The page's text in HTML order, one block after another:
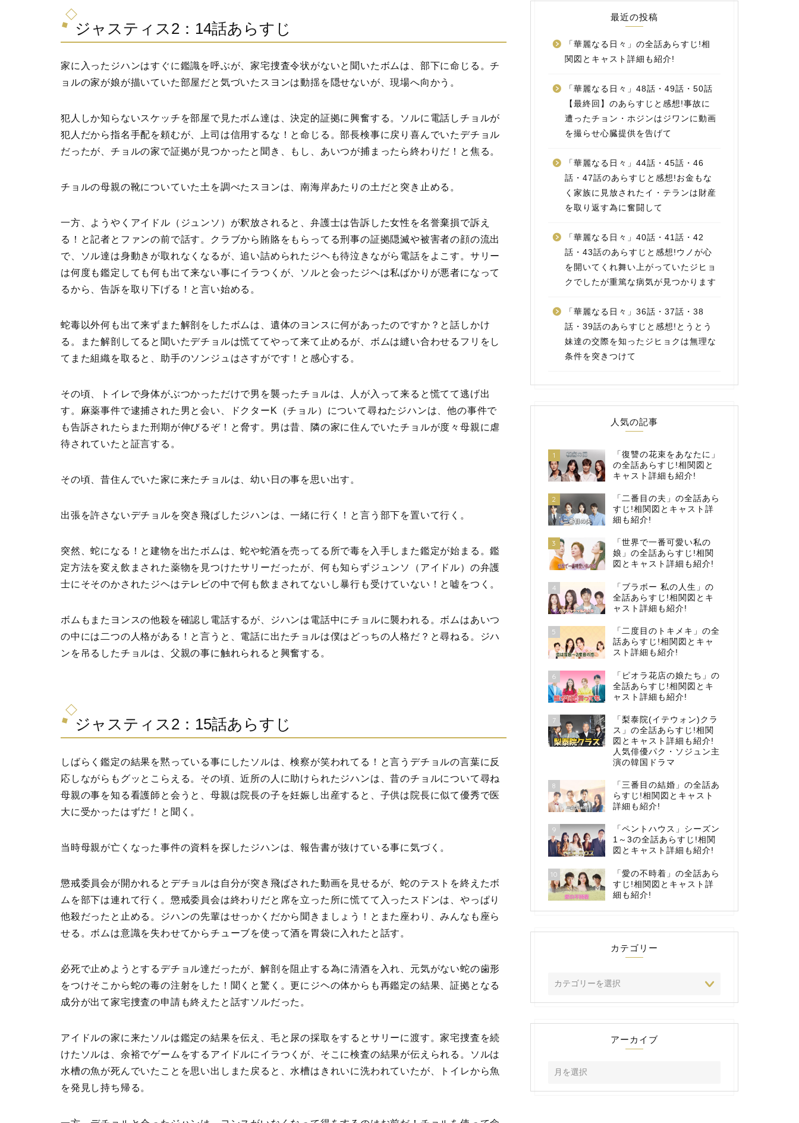
ジャスティス2：14話あらすじ
家に入ったジハンはすぐに鑑識を呼ぶが、家宅捜査令状がないと聞いたボムは、部下に命じる。チ
ョルの家が娘が描いていた部屋だと気づいたスヨンは動揺を隠せないが、現場へ向かう。
犯人しか知らないスケッチを部屋で見たボム達は、決定的証拠に興奮する。ソルに電話しチョルが
犯人だから指名手配を頼むが、上司は信用するな！と命じる。部長検事に戻り喜んでいたデチョル
だったが、チョルの家で証拠が見つかったと聞き、もし、あいつが捕まったら終わりだ！と焦る。
チョルの母親の靴についていた土を調べたスヨンは、南海岸あたりの土だと突き止める。
一方、ようやくアイドル（ジュンソ）が釈放されると、弁護士は告訴した女性を名誉棄損で訴え
る！と記者とファンの前で話す。クラブから賄賂をもらってる刑事の証拠隠滅や被害者の顔の流出
で、ソル達は身動きが取れなくなるが、追い詰められたジヘも待泣きながら電話をよこす。サリー
は何度も鑑定しても何も出て来ない事にイラつくが、ソルと会ったジヘは私ばかりが悪者になって
るから、告訴を取り下げる！と言い始める。
蛇毒以外何も出て来ずまた解剖をしたボムは、遺体のヨンスに何があったのですか？と話しかけ
る。また解剖してると聞いたデチョルは慌ててやって来て止めるが、ボムは縫い合わせるフリをし
てまた組織を取ると、助手のソンジュはさすがです！と感心する。
その頃、トイレで身体がぶつかっただけで男を襲ったチョルは、人が入って来ると慌てて逃げ出
す。麻薬事件で逮捕された男と会い、ドクターK（チョル）について尋ねたジハンは、他の事件で
も告訴されたらまた刑期が伸びるぞ！と脅す。男は昔、隣の家に住んでいたチョルが度々母親に虐
待されていたと証言する。
その頃、昔住んでいた家に来たチョルは、幼い日の事を思い出す。
出張を許さないデチョルを突き飛ばしたジハンは、一緒に行く！と言う部下を置いて行く。
突然、蛇になる！と建物を出たボムは、蛇や蛇酒を売ってる所で毒を入手しまた鑑定が始まる。鑑
定方法を変え飲まされた薬物を見つけたサリーだったが、何も知らずジュンソ（アイドル）の弁護
士にそそのかされたジヘはテレビの中で何も飲まされてないし暴行も受けていない！と嘘をつく。
ボムもまたヨンスの他殺を確認し電話するが、ジハンは電話中にチョルに襲われる。ボムはあいつ
の中には二つの人格がある！と言うと、電話に出たチョルは僕はどっちの人格だ？と尋ねる。ジハ
ンを吊るしたチョルは、父親の事に触れられると興奮する。
ジャスティス2：15話あらすじ
しばらく鑑定の結果を黙っている事にしたソルは、検察が笑われてる！と言うデチョルの言葉に反
応しながらもグッとこらえる。その頃、近所の人に助けられたジハンは、昔のチョルについて尋ね
母親の事を知る看護師と会うと、母親は院長の子を妊娠し出産すると、子供は院長に似て優秀で医
大に受かったはずだ！と聞く。
当時母親が亡くなった事件の資料を探したジハンは、報告書が抜けている事に気づく。
懲戒委員会が開かれるとデチョルは自分が突き飛ばされた動画を見せるが、蛇のテストを終えたボ
ムを部下は連れて行く。懲戒委員会は終わりだと席を立った所に慌てて入ったスドンは、やっぱり
他殺だったと止める。ジハンの先輩はせっかくだから聞きましょう！とまた座わり、みんなも座ら
せる。ボムは意識を失わせてからチューブを使って酒を胃袋に入れたと話す。
必死で止めようとするデチョル達だったが、解剖を阻止する為に清酒を入れ、元気がない蛇の歯形
をつけそこから蛇の毒の注射をした！聞くと驚く。更にジヘの体からも再鑑定の結果、証拠となる
成分が出て家宅捜査の申請も終えたと話すソルだった。
アイドルの家に来たソルは鑑定の結果を伝え、毛と尿の採取をするとサリーに渡す。家宅捜査を続
けたソルは、余裕でゲームをするアイドルにイラつくが、そこに検査の結果が伝えられる。ソルは
水槽の魚が死んでいたことを思い出しまた戻ると、水槽はきれいに洗われていたが、トイレから魚
を発見し持ち帰る。
最近の投稿
「華麗なる日々」の全話あらすじ!相
関図とキャスト詳細も紹介!
「華麗なる日々」48話・49話・50話
【最終回】のあらすじと感想!事故に
遭ったチョン・ホジンはジワンに動画
を撮らせ心臓提供を告げて
「華麗なる日々」44話・45話・46
話・47話のあらすじと感想!お金もな
く家族に見放されたイ・テランは財産
を取り返す為に奮闘して
「華麗なる日々」40話・41話・42
話・43話のあらすじと感想!ウノが心
を開いてくれ舞い上がっていたジヒョ
クでしたが重篤な病気が見つかります
「華麗なる日々」36話・37話・38
話・39話のあらすじと感想!とうとう
妹達の交際を知ったジヒョクは無理な
条件を突きつけて
人気の記事
1
「復讐の花束をあなたに」
の全話あらすじ!相関図と
キャスト詳細も紹介!
2
「二番目の夫」の全話あら
すじ!相関図とキャスト詳
細も紹介!
3
「世界で一番可愛い私の
娘」の全話あらすじ!相関
図とキャスト詳細も紹介!
4
「ブラボー 私の人生」の
全話あらすじ!相関図とキ
ャスト詳細も紹介!
5
「二度目のトキメキ」の全
話あらすじ!相関図とキャ
スト詳細も紹介!
6
「ピオラ花店の娘たち」の
全話あらすじ!相関図とキ
ャスト詳細も紹介!
7
「梨泰院(イテウォン)クラ
ス」の全話あらすじ!相関
図とキャスト詳細も紹介!
人気俳優パク・ソジュン主
演の韓国ドラマ
8
「三番目の結婚」の全話あ
らすじ!相関図とキャスト
詳細も紹介!
9
「ペントハウス」シーズン
1～3の全話あらすじ!相関
図とキャスト詳細も紹介!
10
「愛の不時着」の全話あら
すじ!相関図とキャスト詳
細も紹介!
カテゴリー
アーカイブ